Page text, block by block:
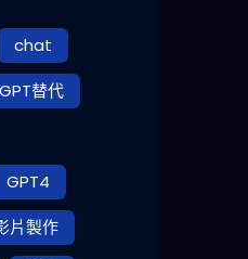
chat
替代
GPT4
片製作